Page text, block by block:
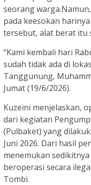
seorang
pada keesokan
tersebut, alat berat itu
“Kami kembali hari
sudah tidak ada di
Tanggunung,
Jumat (19/6/2026).
Kuzeini menjelaskan,
dari kegiatan
(Pulbaket) yang
Juni 2026. Dari hasil
menemukan
beroperasi secara
Tombi.